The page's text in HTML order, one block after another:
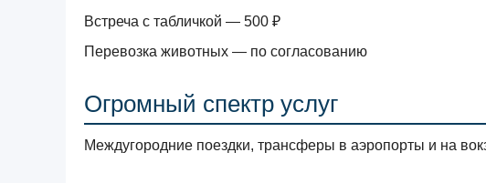
Встреча с табличкой — 500 ₽
Перевозка животных — по согласованию
Огромный спектр услуг
Междугородние поездки, трансферы в аэропорты и на